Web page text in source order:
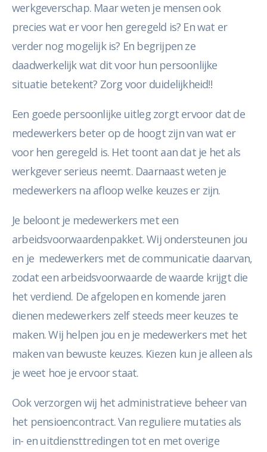
werkgeverschap. Maar weten je mensen ook
precies wat er voor hen geregeld is? En wat er
verder nog mogelijk is? En begrijpen ze
daadwerkelijk wat dit voor hun persoonlijke
situatie betekent? Zorg voor duidelijkheid!!
Een goede persoonlijke uitleg zorgt ervoor dat de
medewerkers beter op de hoogt zijn van wat er
voor hen geregeld is. Het toont aan dat je het als
werkgever serieus neemt. Daarnaast weten je
medewerkers na afloop welke keuzes er zijn.
Je beloont je medewerkers met een
arbeidsvoorwaardenpakket. Wij ondersteunen jou
en je medewerkers met de communicatie daarvan,
zodat een arbeidsvoorwaarde de waarde krijgt die
het verdiend. De afgelopen en komende jaren
dienen medewerkers zelf steeds meer keuzes te
maken. Wij helpen jou en je medewerkers met het
maken van bewuste keuzes. Kiezen kun je alleen als
je weet hoe je ervoor staat.
Ook verzorgen wij het administratieve beheer van
het pensioencontract. Van reguliere mutaties als
in- en uitdiensttredingen tot en met overige